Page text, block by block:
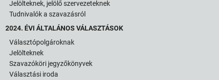
Jelölteknek, jelölő szervezeteknek
Tudnivalók a szavazásról
2024. ÉVI ÁLTALÁNOS VÁLASZTÁSOK
Választópolgároknak
Jelölteknek
Szavazóköri jegyzőkönyvek
Választási iroda